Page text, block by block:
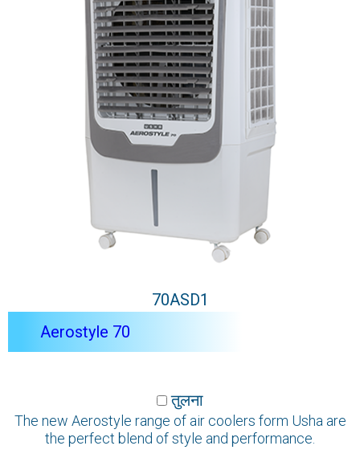
70ASD1
Aerostyle 70
तुलना
The new Aerostyle range of air coolers form Usha are
the perfect blend of style and performance.